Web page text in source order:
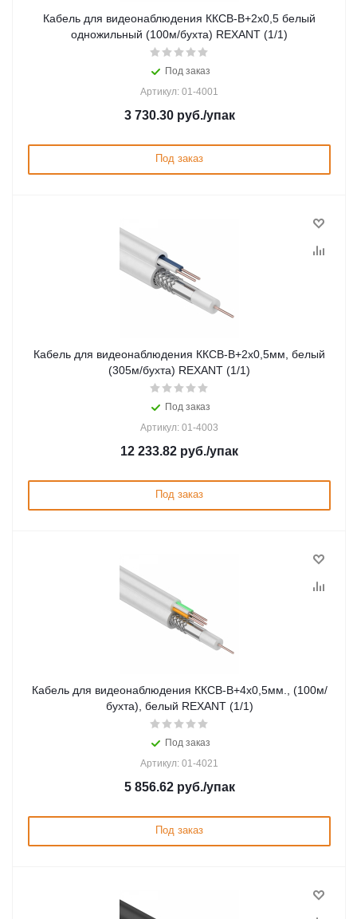
Кабель для видеонаблюдения ККCВ-B+2х0,5 белый
одножильный (100м/бухта) REXANT (1/1)
Под заказ
Артикул: 01-4001
3 730.30руб./упак
Под заказ
Кабель для видеонаблюдения ККСВ-В+2х0,5мм, белый
(305м/бухта) REXANT (1/1)
Под заказ
Артикул: 01-4003
12 233.82 руб./упак
Под заказ
Кабель для видеонаблюдения ККСВ-В+4х0,5мм., (100м/
бухта), белый REXANT (1/1)
Под заказ
Артикул: 01-4021
5 856.62руб./упак
Под заказ